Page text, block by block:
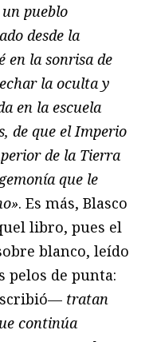
un pueblo
desde la
en la sonrisa de
la oculta y
en la escuela
de que el Imperio
de la Tierra
que le
. Es más, Blasco
libro, pues el
blanco, leído
pelos de punta:
tratan
continúa